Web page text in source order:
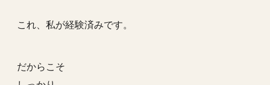
これ、私が経験済みです。
だからこそ